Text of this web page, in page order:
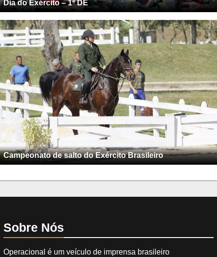
Dia do Exército – 1ª DE
Campeonato de salto do Exército Brasileiro
Sobre Nós
Operacional é um veículo de imprensa brasileiro